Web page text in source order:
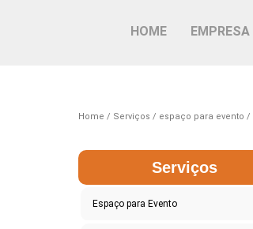
HOME EMPRESA
Home Serviços espaço para evento
Serviços
Espaço para Evento